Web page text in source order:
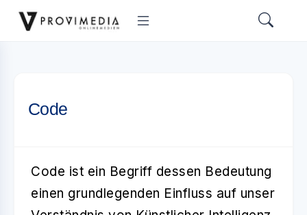
Code
Code ist ein Begriff dessen Bedeutung
einen grundlegenden Einfluss auf unser